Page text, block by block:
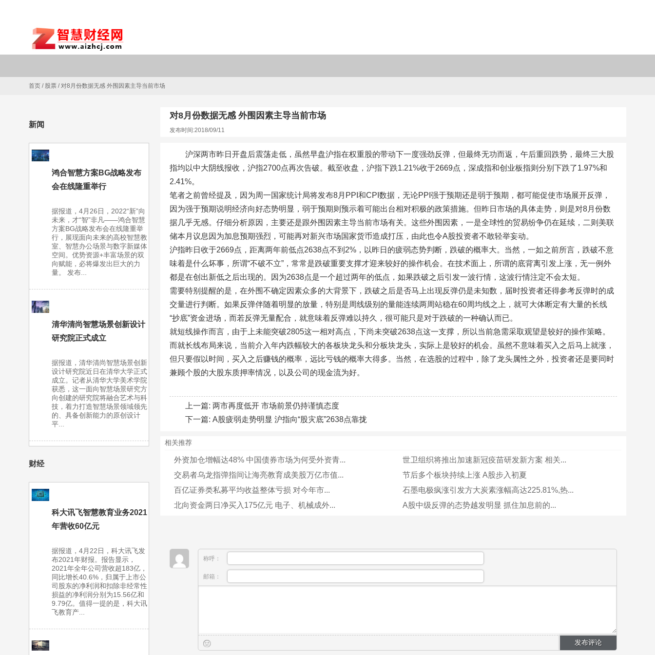
首页 / 股票 /对8月份数据无感 外围因素主导当前市场
新闻
鸿合智慧方案BG战略发布
会在线隆重举行
据报道，4月26日，2022“新”向
未来，才“智”非凡——鸿合智慧
方案BG战略发布会在线隆重举
行，展现面向未来的高校智慧教
室、智慧办公场景与数字新媒体
空间。优势资源+丰富场景的双
向赋能，必将爆发出巨大的力
量。 发布...
清华清尚智慧场景创新设计
研究院正式成立
据报道，清华清尚智慧场景创新
设计研究院近日在清华大学正式
成立。记者从清华大学美术学院
获悉，这一面向智慧场景研究方
向创建的研究院将融合艺术与科
技，着力打造智慧场景领域领先
的、具备创新能力的原创设计
平...
财经
科大讯飞智慧教育业务2021
年营收60亿元
据报道，4月22日，科大讯飞发
布2021年财报。报告显示，
2021年全年公司营收超183亿，
同比增长40.6%，归属于上市公
司股东的净利润和扣除非经常性
损益的净利润分别为15.56亿和
9.79亿。值得一提的是，科大讯
飞教育产...
对8月份数据无感 外围因素主导当前市场
发布时间:2018/09/11
沪深两市昨日开盘后震荡走低，虽然早盘沪指在权重股的带动下一度强劲反弹，但最终无功而返，午后重回跌势，最终三大股
指均以中大阴线报收，沪指2700点再次告破。截至收盘，沪指下跌1.21%收于2669点，深成指和创业板指则分别下跌了1.97%和
2.41%。
笔者之前曾经提及，因为周一国家统计局将发布8月PPI和CPI数据，无论PPI强于预期还是弱于预期，都可能促使市场展开反弹，
因为强于预期说明经济向好态势明显，弱于预期则预示着可能出台相对积极的政策措施。但昨日市场的具体走势，则是对8月份数
据几乎无感。仔细分析原因，主要还是跟外围因素主导当前市场有关。这些外围因素，一是全球性的贸易纷争仍在延续，二则美联
储本月议息因为加息预期强烈，可能再对新兴市场国家货币造成打压，由此也令A股投资者不敢轻举妄动。
沪指昨日收于2669点，距离两年前低点2638点不到2%，以昨日的疲弱态势判断，跌破的概率大。当然，一如之前所言，跌破不意
味着是什么坏事，所谓“不破不立”，常常是跌破重要支撑才迎来较好的操作机会。在技术面上，所谓的底背离引发上涨，无一例外
都是在创出新低之后出现的。因为2638点是一个超过两年的低点，如果跌破之后引发一波行情，这波行情注定不会太短。
需要特别提醒的是，在外围不确定因素众多的大背景下，跌破之后是否马上出现反弹仍是未知数，届时投资者还得参考反弹时的成
交量进行判断。如果反弹伴随着明显的放量，特别是周线级别的量能连续两周站稳在60周均线之上，就可大体断定有大量的长线
“抄底”资金进场，而若反弹无量配合，就意味着反弹难以持久，很可能只是对于跌破的一种确认而已。
就短线操作而言，由于上未能突破2805这一相对高点，下尚未突破2638点这一支撑，所以当前急需采取观望是较好的操作策略。
而就长线布局来说，当前介入年内跌幅较大的各板块龙头和分板块龙头，实际上是较好的机会。虽然不意味着买入之后马上就涨，
但只要假以时间，买入之后赚钱的概率，远比亏钱的概率大得多。当然，在选股的过程中，除了龙头属性之外，投资者还是要同时
兼顾个股的大股东质押率情况，以及公司的现金流为好。
上一篇: 两市再度低开 市场前景仍持谨慎态度
下一篇: A股疲弱走势明显 沪指向“股灾底”2638点靠拢
相关推荐
外资加仓增幅达48% 中国债券市场为何受外资青...
世卫组织将推出加速新冠疫苗研发新方案 相关...
交易者乌龙指弹指间让海亮教育成美股万亿市值...
节后多个板块持续上涨 A股步入初夏
百亿证券类私募平均收益整体亏损 对今年市...
石墨电极疯涨引发方大炭素涨幅高达225.81%,热...
北向资金两日净买入175亿元 电子、机械成外...
A股中级反弹的态势越发明显 抓住加息前的...
称呼：
邮箱：